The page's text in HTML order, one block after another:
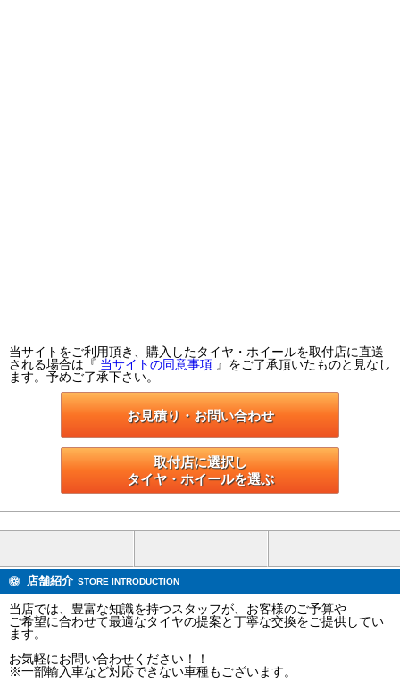
当サイトをご利用頂き、購入したタイヤ・ホイールを取付店に直送
される場合は『 当サイトの同意事項 』をご了承頂いたものと見なし
ます。予めご了承下さい。
お見積り・お問い合わせ
取付店に選択し
タイヤ・ホイールを選ぶ
店舗紹介 STORE INTRODUCTION
当店では、豊富な知識を持つスタッフが、お客様のご予算や
ご希望に合わせて最適なタイヤの提案と丁寧な交換をご提供してい
ます。
お気軽にお問い合わせください！！
※一部輸入車など対応できない車種もございます。